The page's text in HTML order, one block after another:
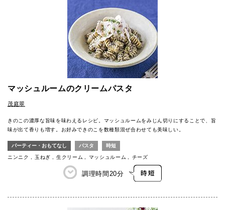
マッシュルームのクリームパスタ
茂庭翠
きのこの濃厚な旨味を味わえるレシピ。マッシュルームをみじん切りにすることで、旨
味が出て香りも増す。お好みできのこを数種類混ぜ合わせても美味しい。
パーティー・おもてなし パスタ 時短
ニンニク 玉ねぎ 生クリーム マッシュルーム チーズ
調理時間 20分